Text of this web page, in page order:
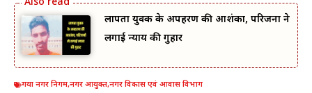
लापता युवक के अपहरण की आशंका, परिजनों ने
लगाई न्याय की गुहार
गया नगर निगम,नगर आयुक्त,नगर विकास एवं आवास विभाग